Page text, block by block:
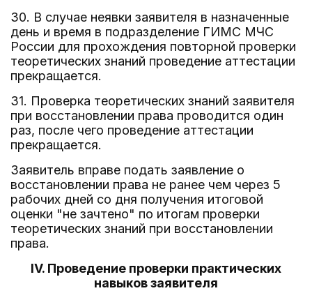
30. В случае неявки заявителя в назначенные
день и время в подразделение ГИМС МЧС
России для прохождения повторной проверки
теоретических знаний проведение аттестации
прекращается.
31. Проверка теоретических знаний заявителя
при восстановлении права проводится один
раз, после чего проведение аттестации
прекращается.
Заявитель вправе подать заявление о
восстановлении права не ранее чем через 5
рабочих дней со дня получения итоговой
оценки "не зачтено" по итогам проверки
теоретических знаний при восстановлении
права.
IV. Проведение проверки практических
навыков заявителя